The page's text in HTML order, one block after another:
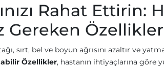
Rahat Ettirin:
Gereken
sırt, bel ve boyun ağrısını azaltır ve
Özellikler, hastanın ihtiyaçlarına göre